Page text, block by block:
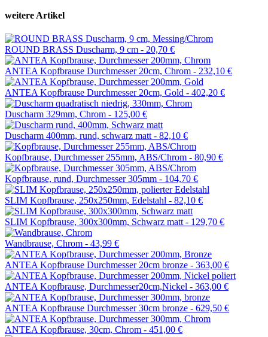
weitere Artikel
ROUND BRASS Duscharm, 9 cm - 20,70 €
ANTEA Kopfbrause Durchmesser 20cm, Chrom - 232,10 €
ANTEA Kopfbrause Durchmesser 20cm, Gold - 402,20 €
Duscharm 329mm, Chrom - 125,00 €
Duscharm 400mm, rund, schwarz matt - 82,10 €
Kopfbrause, Durchmesser 255mm, ABS/Chrom - 80,90 €
Kopfbrause, rund, Durchmesser 305mm - 104,70 €
SLIM Kopfbrause, 250x250mm, Edelstahl - 82,10 €
SLIM Kopfbrause, 300x300mm, Schwarz matt - 129,70 €
Wandbrause, Chrom - 43,99 €
ANTEA Kopfbrause Durchmesser 20cm bronze - 363,00 €
ANTEA Kopfbrause, Durchmesser20cm,Nickel - 363,00 €
ANTEA Kopfbrause Durchmesser 30cm bronze - 629,50 €
ANTEA Kopfbrause, 30cm, Chrom - 451,00 €